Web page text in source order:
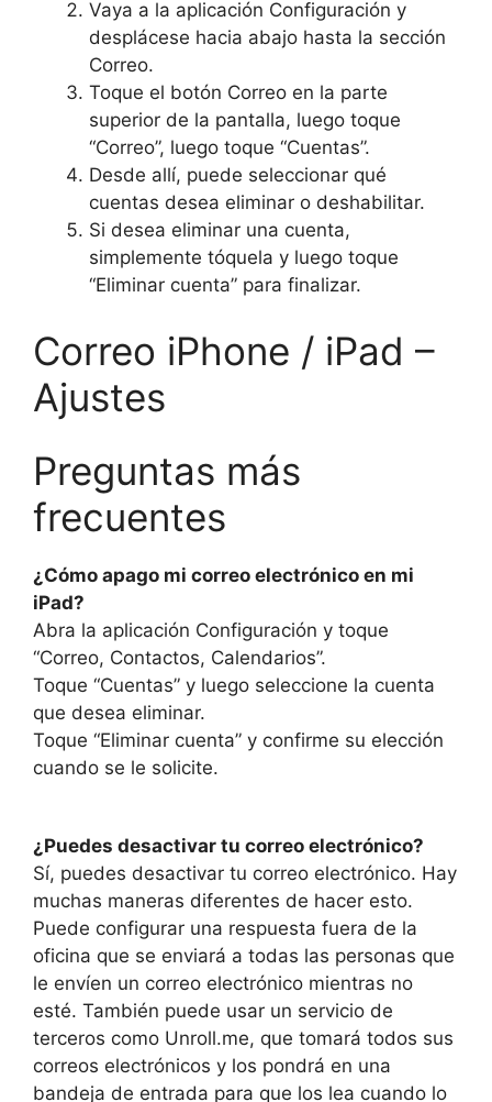
Vaya a la aplicación Configuración y
desplácese hacia abajo hasta la sección
Correo.
Toque el botón Correo en la parte
superior de la pantalla, luego toque
“Correo”, luego toque “Cuentas”.
Desde allí, puede seleccionar qué
cuentas desea eliminar o deshabilitar.
Si desea eliminar una cuenta,
simplemente tóquela y luego toque
“Eliminar cuenta” para finalizar.
Correo iPhone / iPad –
Ajustes
Preguntas más
frecuentes
¿Cómo apago mi correo electrónico en mi
iPad?
Abra la aplicación Configuración y toque
“Correo, Contactos, Calendarios”.
Toque “Cuentas” y luego seleccione la cuenta
que desea eliminar.
Toque “Eliminar cuenta” y confirme su elección
cuando se le solicite.
¿Puedes desactivar tu correo electrónico?
Sí, puedes desactivar tu correo electrónico. Hay
muchas maneras diferentes de hacer esto.
Puede configurar una respuesta fuera de la
oficina que se enviará a todas las personas que
le envíen un correo electrónico mientras no
esté. También puede usar un servicio de
terceros como Unroll.me, que tomará todos sus
correos electrónicos y los pondrá en una
bandeja de entrada para que los lea cuando lo